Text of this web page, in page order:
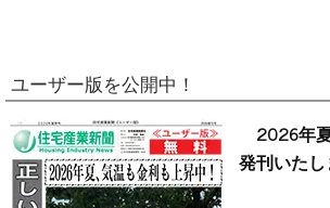
ユーザー版を公開中！
2026年
発刊いたし